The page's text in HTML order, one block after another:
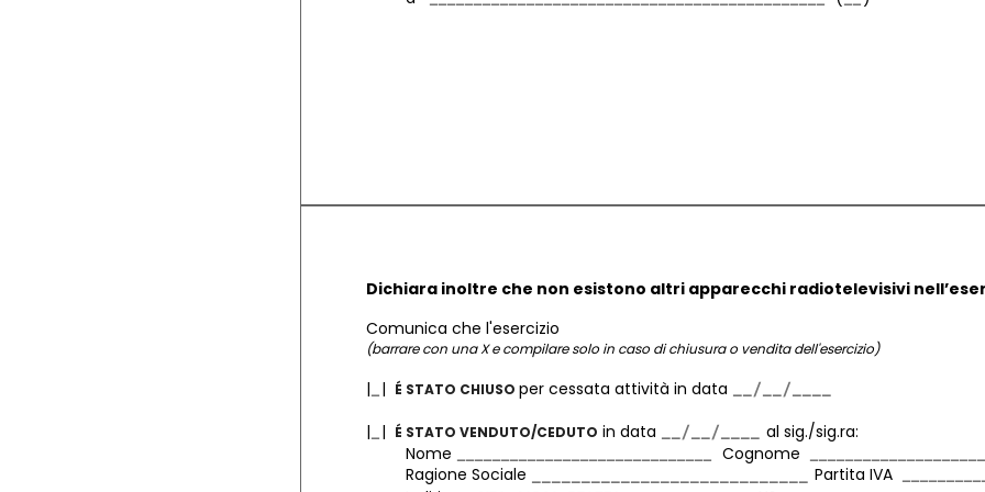
Dichiara inoltre che non esistono altri apparecchi radiotelevisivi
Comunica che l'esercizio
(barrare con una X e compilare solo in caso di chiusura o vendita dell'esercizio)
| | É STATO CHIUSO per cessata attività in data
| | É STATO VENDUTO/CEDUTO in data
al sig./sig.ra:
Nome
Cognome
Ragione Sociale
Partita IVA